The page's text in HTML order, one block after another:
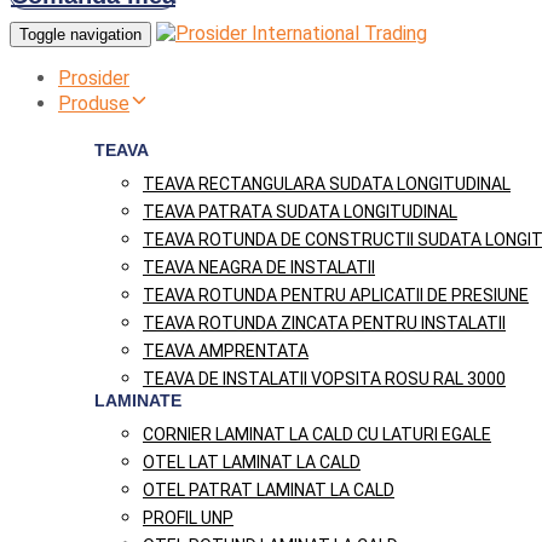
Toggle navigation
Prosider
Produse
TEAVA
TEAVA RECTANGULARA SUDATA LONGITUDINAL
TEAVA PATRATA SUDATA LONGITUDINAL
TEAVA ROTUNDA DE CONSTRUCTII SUDATA
TEAVA NEAGRA DE INSTALATII
TEAVA ROTUNDA PENTRU APLICATII DE PRESIUNE
TEAVA ROTUNDA ZINCATA PENTRU INSTALATII
TEAVA AMPRENTATA
TEAVA DE INSTALATII VOPSITA ROSU RAL 3000
LAMINATE
CORNIER LAMINAT LA CALD CU LATURI EGALE
OTEL LAT LAMINAT LA CALD
OTEL PATRAT LAMINAT LA CALD
PROFIL UNP